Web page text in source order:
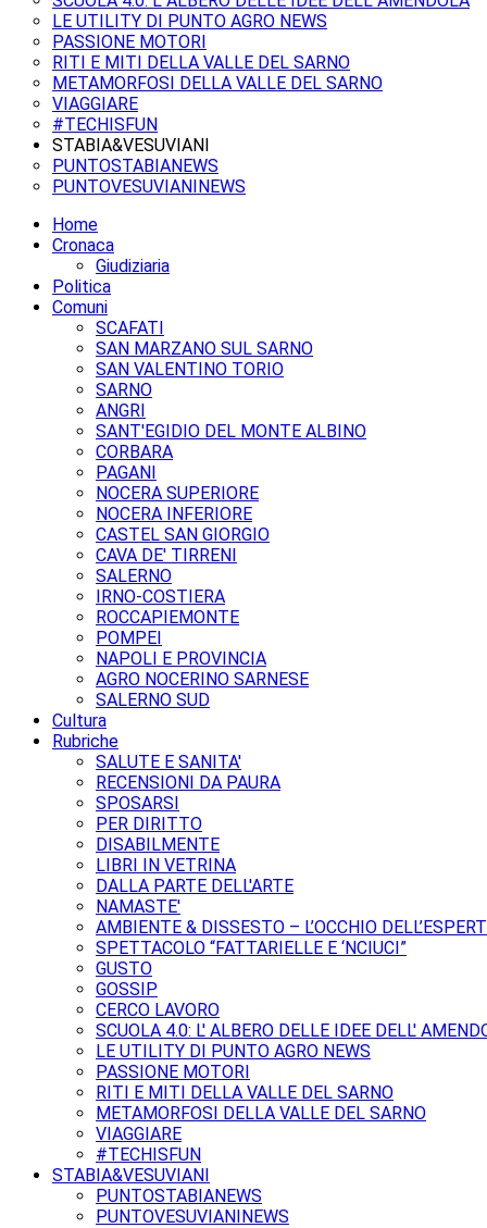
LE UTILITY DI PUNTO AGRO NEWS
PASSIONE MOTORI
RITI E MITI DELLA VALLE DEL SARNO
METAMORFOSI DELLA VALLE DEL SARNO
VIAGGIARE
#TECHISFUN
STABIA&VESUVIANI
PUNTOSTABIANEWS
PUNTOVESUVIANINEWS
Home
Cronaca
Giudiziaria
Politica
Comuni
SCAFATI
SAN MARZANO SUL SARNO
SAN VALENTINO TORIO
SARNO
ANGRI
SANT'EGIDIO DEL MONTE ALBINO
CORBARA
PAGANI
NOCERA SUPERIORE
NOCERA INFERIORE
CASTEL SAN GIORGIO
CAVA DE' TIRRENI
SALERNO
IRNO-COSTIERA
ROCCAPIEMONTE
POMPEI
NAPOLI E PROVINCIA
AGRO NOCERINO SARNESE
SALERNO SUD
Cultura
Rubriche
SALUTE E SANITA'
RECENSIONI DA PAURA
SPOSARSI
PER DIRITTO
DISABILMENTE
LIBRI IN VETRINA
DALLA PARTE DELL'ARTE
NAMASTE'
AMBIENTE & DISSESTO – L’OCCHIO
SPETTACOLO “FATTARIELLE E ‘NCIUCI”
GUSTO
GOSSIP
CERCO LAVORO
SCUOLA 4.0: L' ALBERO DELLE IDEE DELL'
LE UTILITY DI PUNTO AGRO NEWS
PASSIONE MOTORI
RITI E MITI DELLA VALLE DEL SARNO
METAMORFOSI DELLA VALLE DEL SARNO
VIAGGIARE
#TECHISFUN
STABIA&VESUVIANI
PUNTOSTABIANEWS
PUNTOVESUVIANINEWS